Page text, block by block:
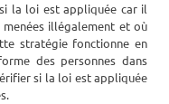
la loi est appliquée car il
illégalement et où
stratégie fonctionne en
des personnes dans
si la loi est appliquée